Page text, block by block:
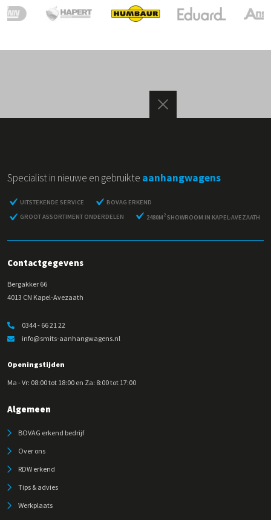
Specialist in nieuwe en gebruikte aanhangwagens
UITSTEKENDE SERVICE
BOVAG ERKEND
GROOT ASSORTIMENT ONDERDELEN
2480M 2SHOWROOM IN KAPEL-AVEZAATH
Contactgegevens
Bergakker 66
4013 CN Kapel-Avezaath
0344 - 66 21 22
info@smits-aanhangwagens.nl
Openingstijden
Ma - Vr: 08:00 tot 18:00 en Za: 8:00 tot 17:00
Algemeen
BOVAG erkend bedrijf
Over ons
RDW erkend
Tips & advies
Werkplaats